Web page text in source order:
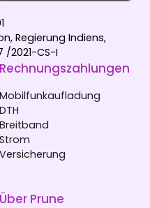
Regierung Indiens,
2021-CS-I
Rechnungszahlungen
Mobilfunkaufladung
DTH
Breitband
Strom
Versicherung
Über Prune